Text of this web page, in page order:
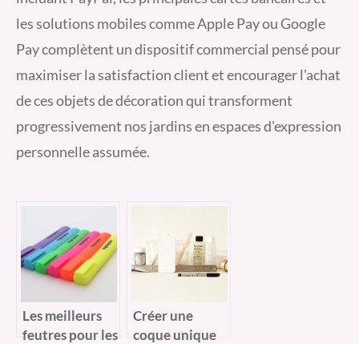
les solutions mobiles comme Apple Pay ou Google
Pay complètent un dispositif commercial pensé pour
maximiser la satisfaction client et encourager l'achat
de ces objets de décoration qui transforment
progressivement nos jardins en espaces d'expression
personnelle assumée.
Les meilleurs
feutres pour les
Créer une
coque unique